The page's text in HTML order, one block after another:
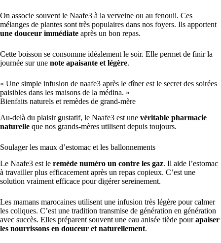
On associe souvent le Naafe3 à la verveine ou au fenouil. Ces
mélanges de plantes sont très populaires dans nos foyers. Ils apportent
une douceur immédiate après un bon repas.
Cette boisson se consomme idéalement le soir. Elle permet de finir la
journée sur une note apaisante et légère.
« Une simple infusion de naafe3 après le dîner est le secret des soirées
paisibles dans les maisons de la médina. »
Bienfaits naturels et remèdes de grand-mère
Au-delà du plaisir gustatif, le Naafe3 est une véritable pharmacie
naturelle que nos grands-mères utilisent depuis toujours.
Soulager les maux d’estomac et les ballonnements
Le Naafe3 est le remède numéro un contre les gaz. Il aide l’estomac
à travailler plus efficacement après un repas copieux. C’est une
solution vraiment efficace pour digérer sereinement.
Les mamans marocaines utilisent une infusion très légère pour calmer
les coliques. C’est une tradition transmise de génération en génération
avec succès. Elles préparent souvent une eau anisée tiède pourapaiser
les nourrissons en douceur et naturellement.